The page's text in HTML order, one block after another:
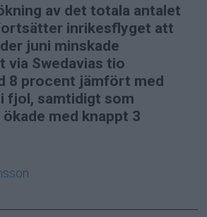
av det totala antalet
inrikesflyget att
juni minskade
via Swedavias tio
8 procent jämfört med
fjol, samtidigt som
med knappt 3